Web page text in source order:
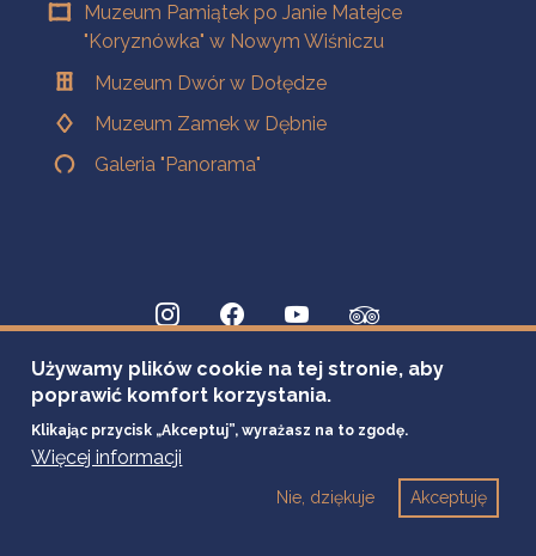
Muzeum Pamiątek po Janie Matejce
"Koryznówka" w Nowym Wiśniczu
Muzeum Dwór w Dołędze
Muzeum Zamek w Dębnie
Galeria "Panorama"
Używamy plików cookie na tej stronie, aby
poprawić komfort korzystania.
Klikając przycisk „Akceptuj”, wyrażasz na to zgodę.
Więcej informacji
Akceptuję
Nie, dziękuje